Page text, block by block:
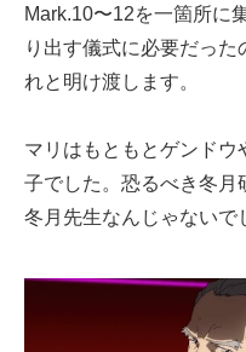
Mark.10〜12を一箇所に
り出す儀式に必要だった
れと明け渡します。
マリはもともとゲンドウ
子でした。恐るべき冬月
冬月先生なんじゃない